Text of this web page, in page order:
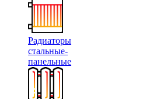
Радиаторы
стальные-
панельные